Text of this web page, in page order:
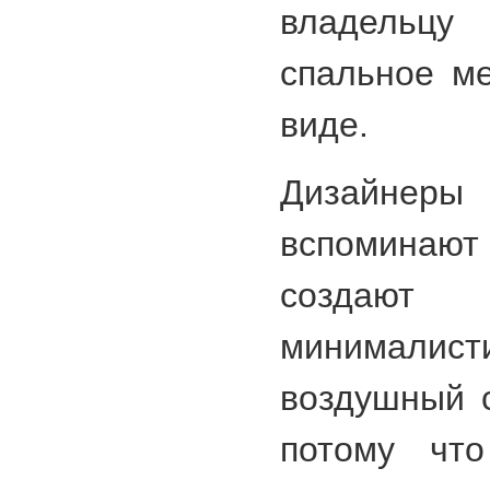
спальное
виде.
Дизайнеры
создают
воздушный
потому